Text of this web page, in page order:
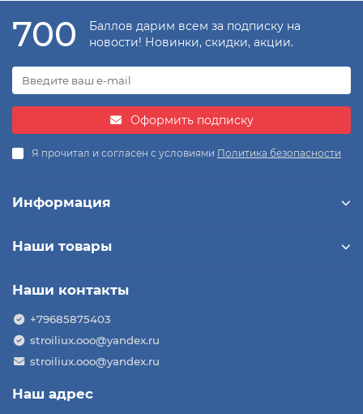
700
Баллов дарим всем за подписку на
новости! Новинки, скидки, акции.
Оформить подписку
Я прочитал и согласен с условиями Политика безопасности
Информация
Наши товары
Наши контакты
+79685875403
stroiliux.ooo@yandex.ru
stroiliux.ooo@yandex.ru
Наш адрес